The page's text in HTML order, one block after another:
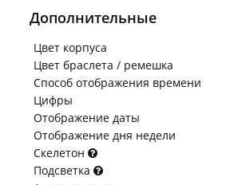
Дополнительные
Цвет корпуса
Цвет браслета / ремешка
Способ отображения времени
Цифры
Отображение даты
Отображение дня недели
Скелетон
Подсветка